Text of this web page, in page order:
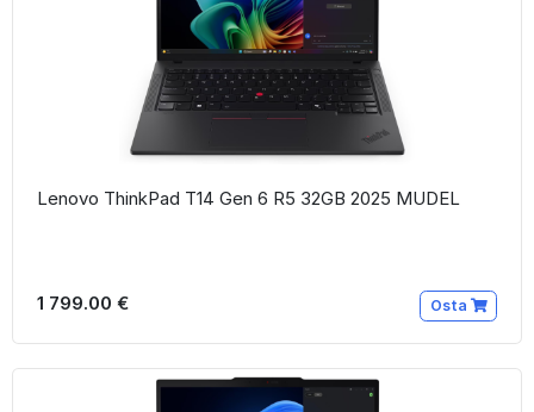
Lenovo ThinkPad T14 Gen 6 R5 32GB 2025 MUDEL
1 799.00 € Osta